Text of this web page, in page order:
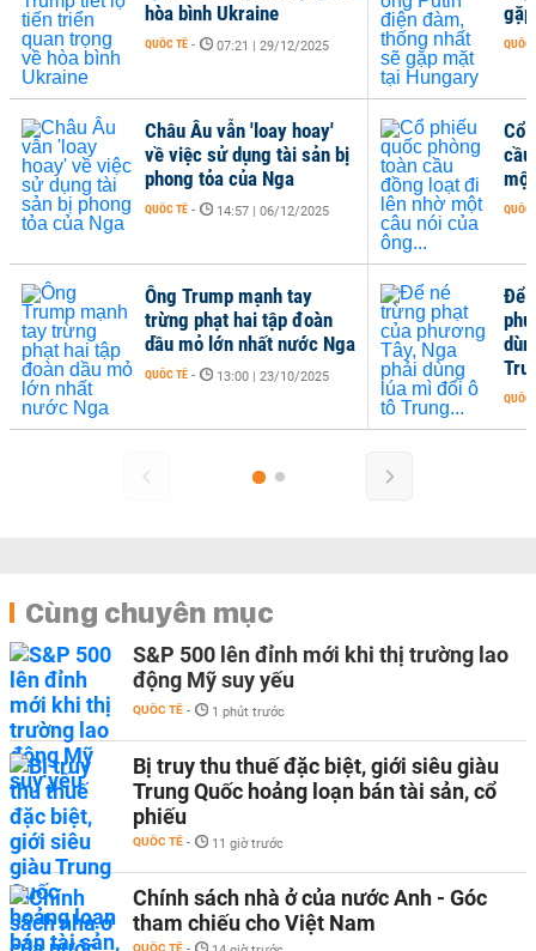
hòa bình Ukraine
QUỐC TẾ - 07:21 | 29/12/2025
Châu Âu vẫn 'loay hoay'
về việc sử dụng tài sản bị
phong tỏa của Nga
QUỐC TẾ - 14:57 | 06/12/2025
Ông Trump mạnh tay
trừng phạt hai tập đoàn
dầu mỏ lớn nhất nước Nga
QUỐC TẾ - 13:00 | 23/10/2025
QUỐC
Cổ
QUỐC
Để
QUỐC
Cùng chuyên mục
S&P 500 lên đỉnh mới khi thị trường lao
động Mỹ suy yếu
QUỐC TẾ - 1 phút trước
Bị truy thu thuế đặc biệt, giới siêu giàu
Trung Quốc hoảng loạn bán tài sản, cổ
phiếu
QUỐC TẾ - 11 giờ trước
Chính sách nhà ở của nước Anh - Góc
tham chiếu cho Việt Nam
QUỐC TẾ